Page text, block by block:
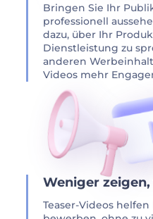
Bringen Sie Ihr
professionell
dazu, über Ihr
Dienstleistung zu
anderen
Videos mehr
Weniger
Teaser-Videos